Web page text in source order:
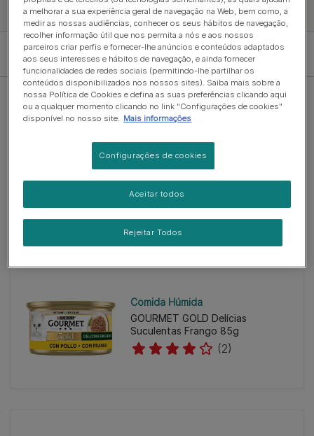
Veja a gama Gourmet
Filtro
Comida Húmida
GOURMET GOLD Delícias
Comida Húmida
GOURMET GOLD Delícias
Suculentas Frango 85g
(2)
a melhorar a sua experiência geral de navegação na Web, bem como, a
medir as nossas audiências, conhecer os seus hábitos de navegação,
recolher informação útil que nos permita a nós e aos nossos
parceiros criar perfis e fornecer-lhe anúncios e conteúdos adaptados
aos seus interesses e hábitos de navegação, e ainda fornecer
funcionalidades de redes sociais (permitindo-lhe partilhar os
conteúdos disponibilizados nos nossos sites). Saiba mais sobre a
nossa Política de Cookies e defina as suas preferências clicando aqui
ou a qualquer momento clicando no link "Configurações de cookies"
disponível no nosso site.
Mais informações
Configurações de cookies
Rejeitar Todos
Aceitar todos